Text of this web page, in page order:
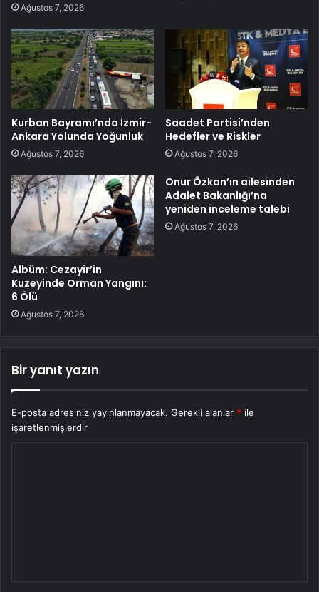
Ağustos 7, 2026
Kurban Bayramı’nda İzmir-
Ankara Yolunda Yoğunluk
Ağustos 7, 2026
Saadet Partisi’nden
Hedefler ve Riskler
Ağustos 7, 2026
Albüm: Cezayir’in
Kuzeyinde Orman Yangını:
6 Ölü
Ağustos 7, 2026
Onur Özkan’ın ailesinden
Adalet Bakanlığı’na
yeniden inceleme talebi
Ağustos 7, 2026
Bir yanıt yazın
E-posta adresiniz yayınlanmayacak. Gerekli alanlar * ile
işaretlenmişlerdir